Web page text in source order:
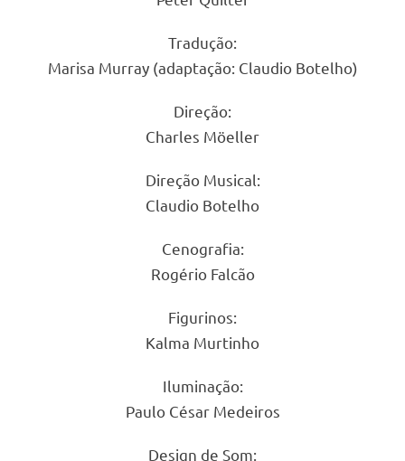
Tradução:
Marisa Murray (adaptação: Claudio Botelho)
Direção:
Charles Möeller
Direção Musical:
Claudio Botelho
Cenografia:
Rogério Falcão
Figurinos:
Kalma Murtinho
Iluminação:
Paulo César Medeiros
Design de Som: